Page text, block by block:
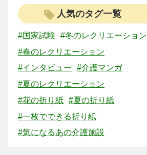
人気のタグ一覧
#国家試験
#冬のレクリエーション
#春のレクリエーション
#インタビュー
#介護マンガ
#夏のレクリエーション
#花の折り紙 #夏の折り紙
#一枚でできる折り紙
#気になるあの介護施設